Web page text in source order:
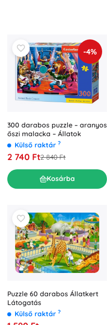
-4%
300 darabos puzzle – aranyos
őszi malacka – Állatok
Külső raktár ?
2 740 Ft2 840 Ft
Kosárba
Puzzle 60 darabos Állatkert
Látogatás
Külső raktár ?